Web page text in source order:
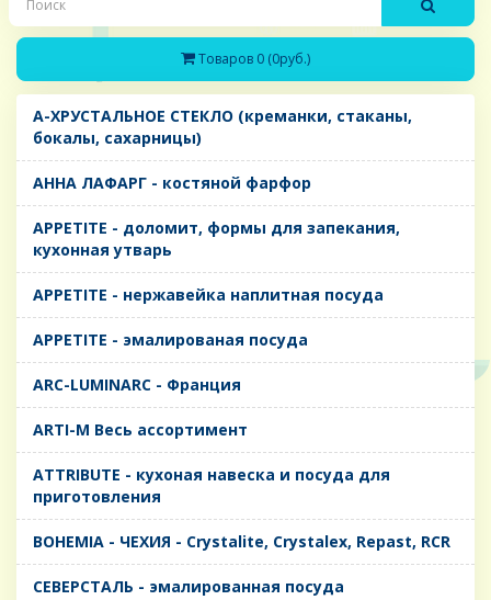
Товаров 0 (0руб.)
A-ХРУСТАЛЬНОЕ СТЕКЛО (креманки, стаканы,
бокалы, сахарницы)
AHHA ЛАФАРГ - костяной фарфор
APPETITE - доломит, формы для запекания,
кухонная утварь
APPETITE - нержавейка наплитная посуда
APPETITE - эмалированая посуда
ARC-LUMINARC - Франция
ARTI-M Весь ассортимент
ATTRIBUTE - кухоная навеска и посуда для
приготовления
BOHEMIA - ЧЕХИЯ - Crystalite, Crystalex, Repast, RCR
CЕВЕРСТАЛЬ - эмалированная посуда